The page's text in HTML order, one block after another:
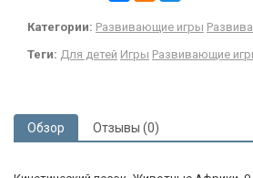
Категории: Развивающие игры
Теги: Для детей Игры Развивающие
Обзор Отзывы (0)